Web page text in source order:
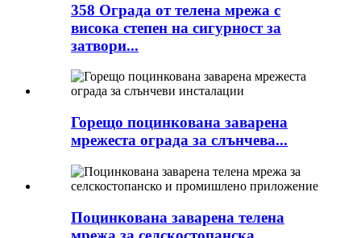
358 Ограда от телена мрежа с
висока степен на сигурност за
затвори...
Горещо поцинкована заварена
мрежеста ограда за слънчева...
Поцинкована заварена телена